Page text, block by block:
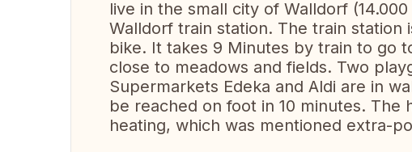
live in the small city of Walldorf
Walldorf train station. The train station
bike. It takes 9 Minutes by train to go
close to meadows and fields. Two
Supermarkets Edeka and Aldi are in
be reached on foot in 10 minutes.
heating, which was mentioned extra-